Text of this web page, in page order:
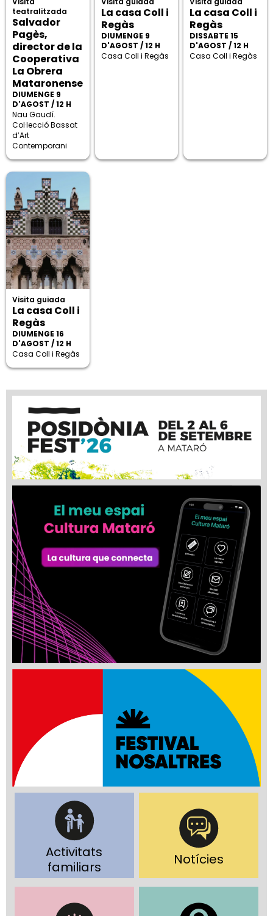
Activitats
familiars
Notícies
teatralitzada
Salvador
Pagès,
director de la
Cooperativa
La Obrera
Mataronense
DIUMENGE 9
D'AGOST / 12 H
Nau Gaudí.
Col·lecció Bassat
d’Art
Contemporani
La casa Coll i
Regàs
DIUMENGE 9
D'AGOST / 12 H
Casa Coll i Regàs
La casa Coll i
Regàs
DISSABTE 15
D'AGOST / 12 H
Casa Coll i Regàs
Visita guiada
La casa Coll i
Regàs
DIUMENGE 16
D'AGOST / 12 H
Casa Coll i Regàs